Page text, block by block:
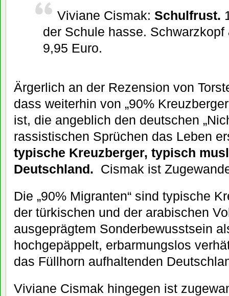
Viviane Cismak: Schulfrust.
der Schule hasse.
9,95 Euro.
Ärgerlich an der Rezension von
dass weiterhin von „90%
ist, die angeblich den deutschen
rassistischen Sprüchen das Leben
typische Kreuzberger, typisch
Deutschland. Cismak ist
Die „90% Migranten“ sind typische
der türkischen und der arabischen
ausgeprägtem Sonderbewusstsein
hochgepäppelt, erbarmungslos
das Füllhorn aufhaltenden
Viviane Cismak hingegen ist